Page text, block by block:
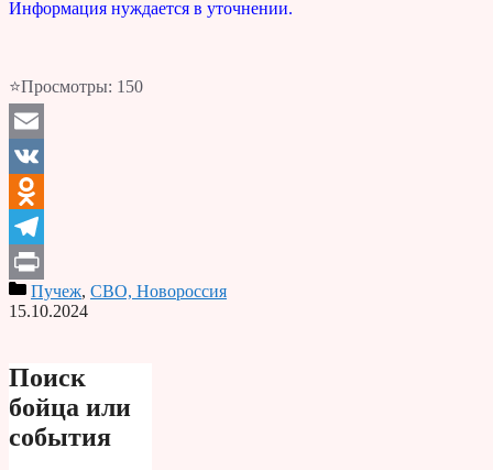
Информация нуждается в уточнении.
⭐Просмотры: 150
Email
VK
Odnoklassniki
Telegram
PrintПучеж, СВО, Новороссия
15.10.2024
Поиск
бойца или
события